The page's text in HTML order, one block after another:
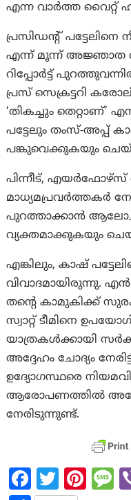
എന്ന വാർത്ത വൈറ്റ്
പ്രസിഡന്റ്
എന്ന് മൂന്ന് അജ്ഞാത
റിപ്പോർട്ട്
പ്രസ് സെക്രട്ടറി
‘തികച്ചും തെറ്റാണ്’
പട്ടേലും തംസ്-അപ്പ്
പങ്കുവെക്കുകയും
പിന്നീട്, എയർഫോഴ്സ്
മാധ്യമപ്രവർത്തകർ
പുറത്താക്കാൻ
വ്യക്തമാക്കുകയും
എങ്കിലും, കാഷ്
വിവാദമായിരുന്നു.
തന്റെ കാമുകിക്ക്
സ്വാറ്റ് ടീമിനെ
യാത്രകൾക്കായി
അദ്ദേഹം ചോദ്യം
ഉദ്യോഗസ്ഥരെ
ആരോപണത്തിൽ
നേരിടുന്നുണ്ട്.
Fa T
Pi